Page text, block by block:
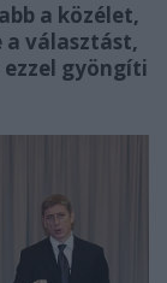
a közélet,
a választást,
ezzel gyöngíti